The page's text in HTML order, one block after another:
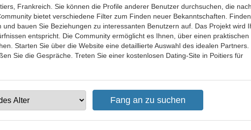
Frankreich. Sie können die Profile anderer Benutzer durchsuchen, die nach
bietet verschiedene Filter zum Finden neuer Bekanntschaften.
bauen Sie Beziehungen zu interessanten Benutzern auf. Das Projekt wird
entspricht. Die Community ermöglicht es Ihnen, über einen praktischen
Starten Sie über die Website eine detaillierte Auswahl des idealen Partners.
Sie die Gespräche. Treten Sie einer kostenlosen Dating-Site in Poitiers für